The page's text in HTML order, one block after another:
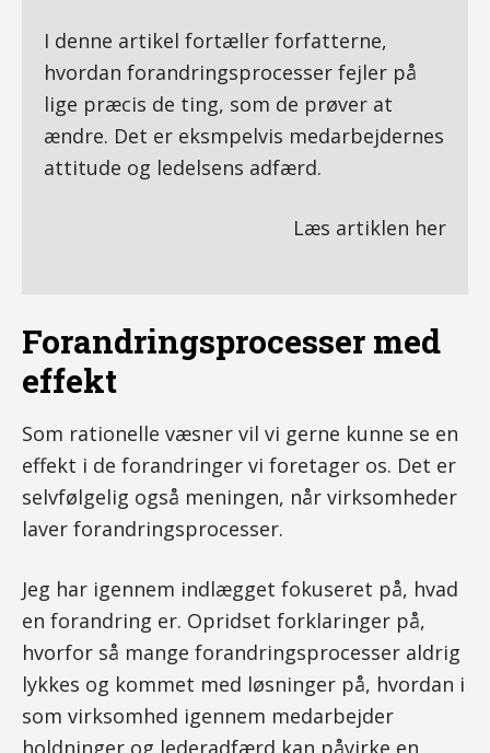
I denne artikel fortæller forfatterne,
hvordan forandringsprocesser fejler på
lige præcis de ting, som de prøver at
ændre. Det er eksmpelvis medarbejdernes
attitude og ledelsens adfærd.
Læs artiklen her
Forandringsprocesser med
effekt
Som rationelle væsner vil vi gerne kunne se en
effekt i de forandringer vi foretager os. Det er
selvfølgelig også meningen, når virksomheder
laver forandringsprocesser.
Jeg har igennem indlægget fokuseret på, hvad
en forandring er. Opridset forklaringer på,
hvorfor så mange forandringsprocesser aldrig
lykkes og kommet med løsninger på, hvordan i
som virksomhed igennem medarbejder
holdninger og lederadfærd kan påvirke en